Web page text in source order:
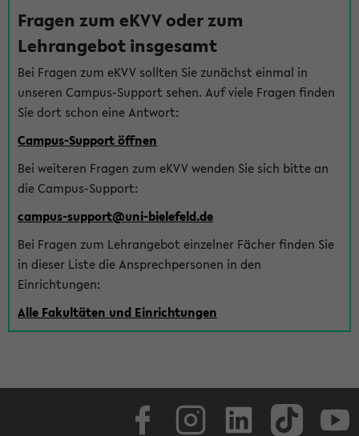
Fragen zum eKVV oder zum
Lehrangebot insgesamt
Bei Fragen zum eKVV sollten Sie zunächst einmal in
unseren Campus-Support sehen. Auf viele Fragen finden
Sie dort schon eine Antwort:
Campus-Support öffnen
Bei weiteren Fragen zum eKVV wenden Sie sich bitte an
die Campus-Support:
campus-support@uni-bielefeld.de
Bei Fragen zum Lehrangebot einzelner Fächer finden Sie
in dieser Liste die Ansprechpersonen in den
Einrichtungen:
Alle Fakultäten und Einrichtungen